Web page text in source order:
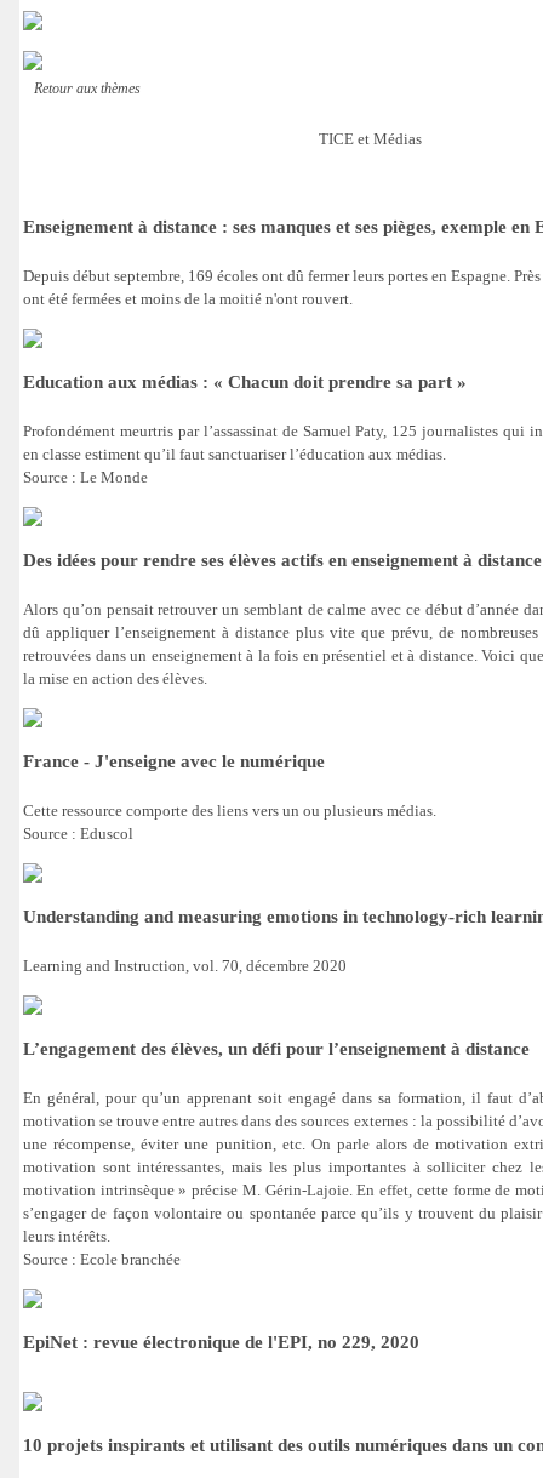
Retour aux thèmes
TICE et Médias
Enseignement à distance : ses manques et ses pièges, exemple en
Depuis début septembre, 169 écoles ont dû fermer leurs portes en Espagne.
ont été fermées et moins de la moitié n'ont rouvert.
Education aux médias : « Chacun doit prendre sa part »
Profondément meurtris par l’assassinat de Samuel Paty, 125 journalistes qui
en classe estiment qu’il faut sanctuariser l’éducation aux médias.
Source : Le Monde
Des idées pour rendre ses élèves actifs en enseignement à distance
Alors qu’on pensait retrouver un semblant de calme avec ce début d’année
dû appliquer l’enseignement à distance plus vite que prévu, de nombreuses
retrouvées dans un enseignement à la fois en présentiel et à distance. Voici
la mise en action des élèves.
France - J'enseigne avec le numérique
Cette ressource comporte des liens vers un ou plusieurs médias.
Source : Eduscol
Understanding and measuring emotions in technology-rich
Learning and Instruction, vol. 70, décembre 2020
L’engagement des élèves, un défi pour l’enseignement à distance
En général, pour qu’un apprenant soit engagé dans sa formation, il faut
motivation se trouve entre autres dans des sources externes : la possibilité
une récompense, éviter une punition, etc. On parle alors de motivation
motivation sont intéressantes, mais les plus importantes à solliciter chez
motivation intrinsèque » précise M. Gérin-Lajoie. En effet, cette forme de
s’engager de façon volontaire ou spontanée parce qu’ils y trouvent du
leurs intérêts.
Source : Ecole branchée
EpiNet : revue électronique de l'EPI, no 229, 2020
10 projets inspirants et utilisant des outils numériques dans un